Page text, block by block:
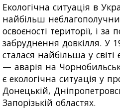
Екологічна ситуація в
найбільш
освоєності території, і за
забруднення довкілля. У
сталася найбільша у світі
— аварія на
є екологічна ситуація у
Донецькій,
Запорізькій областях.